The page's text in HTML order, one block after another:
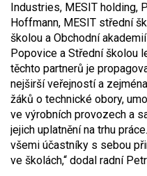
Industries, MESIT holding,
Hoffmann, MESIT střední
školou a Obchodní
Popovice a Střední školou
těchto partnerů je
nejširší veřejností a
žáků o technické obory,
ve výrobních provozech a
jejich uplatnění na trhu
všemi účastníky s sebou
ve školách,“ dodal radní